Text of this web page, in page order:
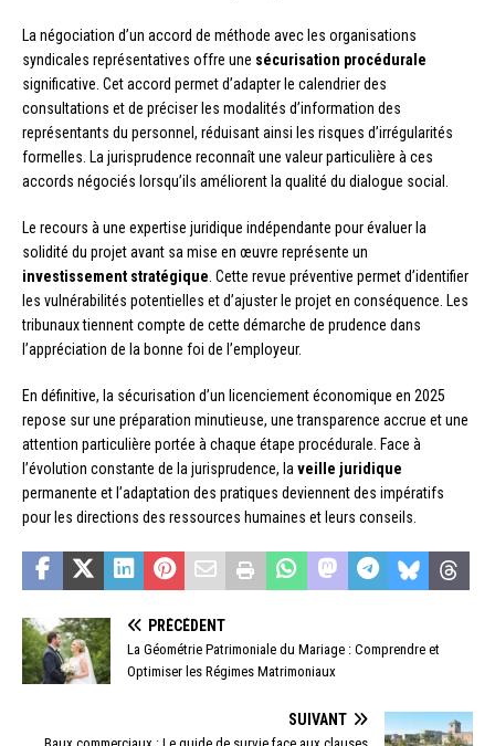
La négociation d’un accord de méthode avec les organisations
syndicales représentatives offre une sécurisation procédurale
significative. Cet accord permet d’adapter le calendrier des
consultations et de préciser les modalités d’information des
représentants du personnel, réduisant ainsi les risques d’irrégularités
formelles. La jurisprudence reconnaît une valeur particulière à ces
accords négociés lorsqu’ils améliorent la qualité du dialogue social.
Le recours à une expertise juridique indépendante pour évaluer la
solidité du projet avant sa mise en œuvre représente un
investissement stratégique . Cette revue préventive permet d’identifier
les vulnérabilités potentielles et d’ajuster le projet en conséquence. Les
tribunaux tiennent compte de cette démarche de prudence dans
l’appréciation de la bonne foi de l’employeur.
En définitive, la sécurisation d’un licenciement économique en 2025
repose sur une préparation minutieuse, une transparence accrue et une
attention particulière portée à chaque étape procédurale. Face à
l’évolution constante de la jurisprudence, la veille juridique
permanente et l’adaptation des pratiques deviennent des impératifs
pour les directions des ressources humaines et leurs conseils.
PRÉCÉDENT
La Géométrie Patrimoniale du Mariage : Comprendre et
Optimiser les Régimes Matrimoniaux
SUIVANT